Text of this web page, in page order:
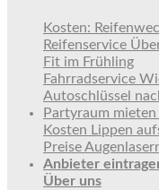
Kosten:
Reifenservice
Fit im Frühling
Fahrradservice
Autoschlüssel
Partyraum
Kosten Lippen
Preise
Anbieter
Über uns